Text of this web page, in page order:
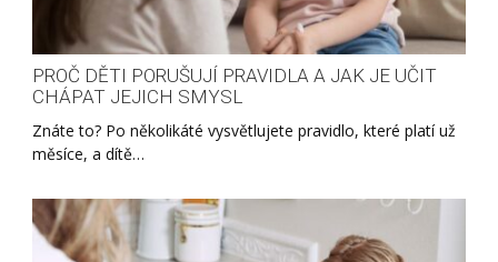
PROČ DĚTI PORUŠUJÍ PRAVIDLA A JAK JE UČIT
CHÁPAT JEJICH SMYSL
Znáte to? Po několikáté vysvětlujete pravidlo, které platí už
měsíce, a dítě…